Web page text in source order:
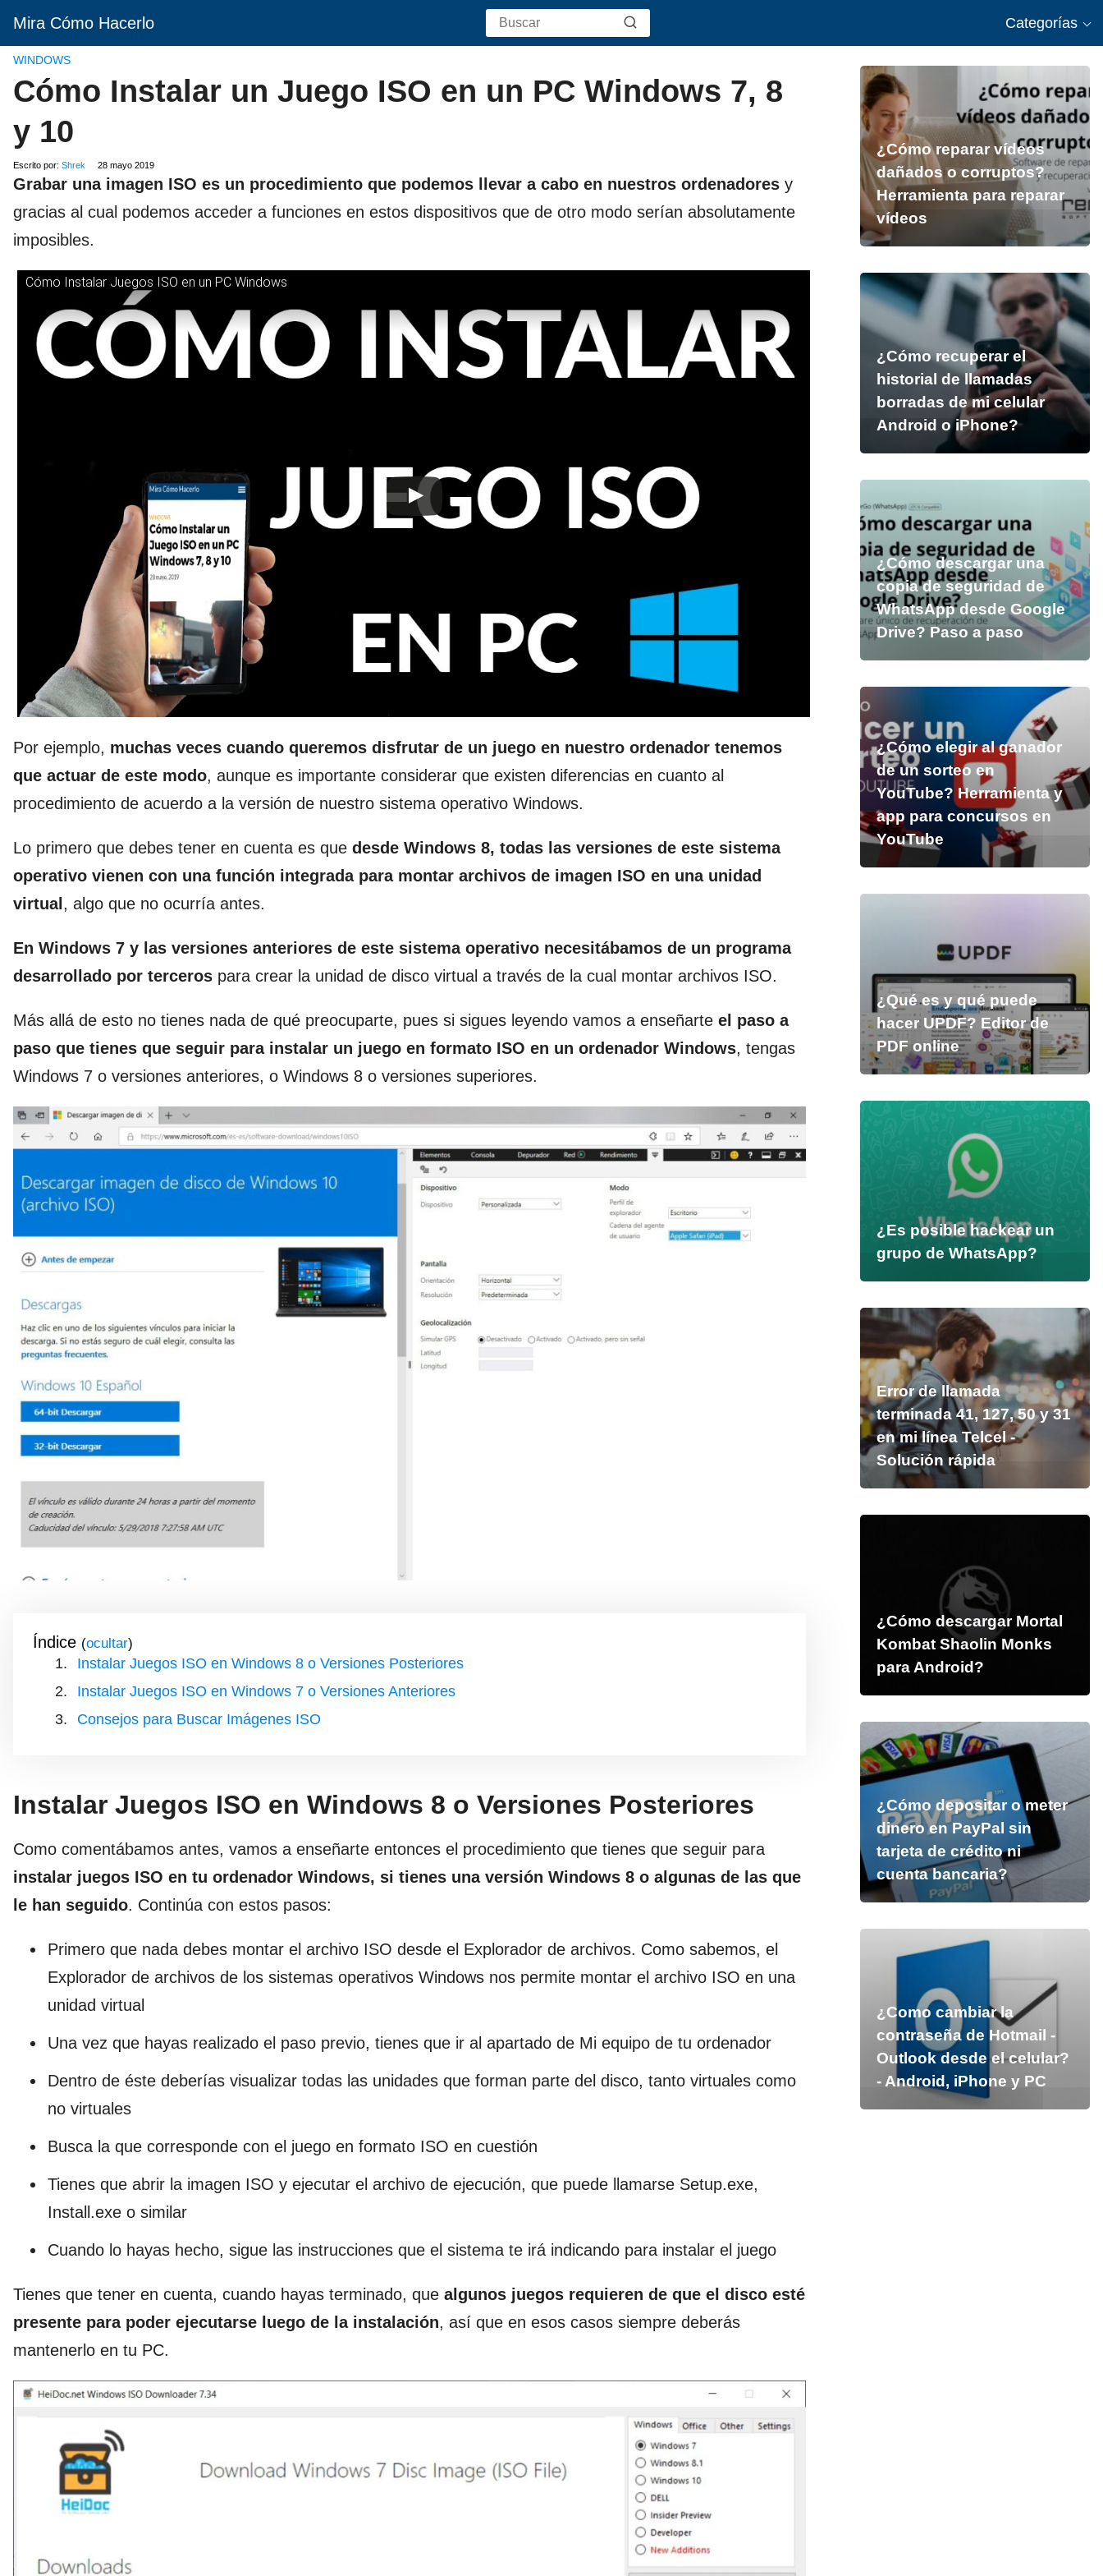
Mira Cómo Hacerlo Categorías
WINDOWS
Cómo Instalar un Juego ISO en un PC Windows 7, 8
y 10
Escrito por: Shrek 28 mayo 2019
Grabar una imagen ISO es un procedimiento que podemos llevar a cabo en nuestros ordenadores y
gracias al cual podemos acceder a funciones en estos dispositivos que de otro modo serían absolutamente
imposibles.
Cómo Instalar Juegos ISO en un PC Windows
Por ejemplo, muchas veces cuando queremos disfrutar de un juego en nuestro ordenador tenemos
que actuar de este modo, aunque es importante considerar que existen diferencias en cuanto al
procedimiento de acuerdo a la versión de nuestro sistema operativo Windows.
Lo primero que debes tener en cuenta es que desde Windows 8, todas las versiones de este sistema
operativo vienen con una función integrada para montar archivos de imagen ISO en una unidad
virtual, algo que no ocurría antes.
En Windows 7 y las versiones anteriores de este sistema operativo necesitábamos de un programa
desarrollado por terceros para crear la unidad de disco virtual a través de la cual montar archivos ISO.
Más allá de esto no tienes nada de qué preocuparte, pues si sigues leyendo vamos a enseñarte el paso a
paso que tienes que seguir para instalar un juego en formato ISO en un ordenador Windows, tengas
Windows 7 o versiones anteriores, o Windows 8 o versiones superiores.
Índice ( )
Instalar Juegos ISO en Windows 8 o Versiones Posteriores
Instalar Juegos ISO en Windows 7 o Versiones Anteriores
Consejos para Buscar Imágenes ISO
Instalar Juegos ISO en Windows 8 o Versiones Posteriores
Como comentábamos antes, vamos a enseñarte entonces el procedimiento que tienes que seguir para
instalar juegos ISO en tu ordenador Windows, si tienes una versión Windows 8 o algunas de las que
le han seguido. Continúa con estos pasos:
Primero que nada debes montar el archivo ISO desde el Explorador de archivos. Como sabemos, el
Explorador de archivos de los sistemas operativos Windows nos permite montar el archivo ISO en una
unidad virtual
Una vez que hayas realizado el paso previo, tienes que ir al apartado de Mi equipo de tu ordenador
Dentro de éste deberías visualizar todas las unidades que forman parte del disco, tanto virtuales como
no virtuales
Busca la que corresponde con el juego en formato ISO en cuestión
Tienes que abrir la imagen ISO y ejecutar el archivo de ejecución, que puede llamarse Setup.exe,
Install.exe o similar
Cuando lo hayas hecho, sigue las instrucciones que el sistema te irá indicando para instalar el juego
Tienes que tener en cuenta, cuando hayas terminado, que algunos juegos requieren de que el disco esté
presente para poder ejecutarse luego de la instalación, así que en esos casos siempre deberás
mantenerlo en tu PC.
¿Cómo reparar vídeos
dañados o corruptos?
Herramienta para reparar
vídeos
¿Cómo recuperar el
historial de llamadas
borradas de mi celular
Android o iPhone?
¿Cómo descargar una
copia de seguridad de
WhatsApp desde Google
Drive? Paso a paso
¿Cómo elegir al ganador
de un sorteo en
YouTube? Herramienta y
app para concursos en
YouTube
¿Qué es y qué puede
hacer UPDF? Editor de
PDF online
¿Es posible hackear un
grupo de WhatsApp?
Error de llamada
terminada 41, 127, 50 y 31
en mi línea Telcel -
Solución rápida
¿Cómo descargar Mortal
Kombat Shaolin Monks
para Android?
¿Cómo depositar o meter
dinero en PayPal sin
tarjeta de crédito ni
cuenta bancaria?
¿Como cambiar la
contraseña de Hotmail -
Outlook desde el celular?
- Android, iPhone y PC